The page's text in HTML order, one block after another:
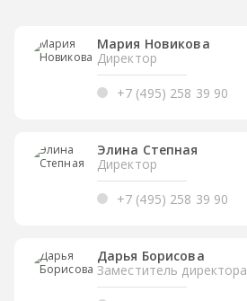
Мария Новикова
Директор
+7 (495) 258 39 90
Элина Степная
Директор
+7 (495) 258 39 90
Дарья Борисова
Заместитель директора